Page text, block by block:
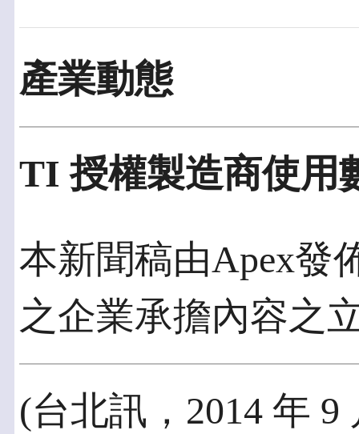
產業動態
TI 授權製造商使用
本新聞稿由Apex發
之企業承擔內容之
(台北訊，2014 年